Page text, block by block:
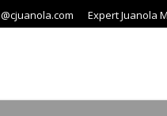
Expert Juanola